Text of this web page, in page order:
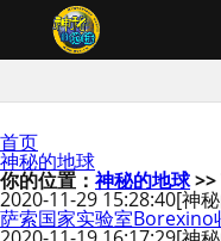
首页
神秘的地球
你的位置：神秘的地球>>
2020-11-29 15:28:40[神
萨索国家实验室Borexino